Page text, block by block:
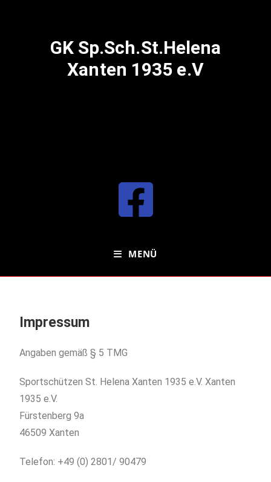
GK Sp.Sch.St.Helena
Xanten 1935 e.V
MENÜ
Impressum
Angaben gemäß § 5 TMG
Sportschützen St. Helena Xanten 1935 e.V. Xanten
1935 e.V.
Fürstenberg 9a
46509 Xanten
Telefon: +49 (0) 2801/ 90479